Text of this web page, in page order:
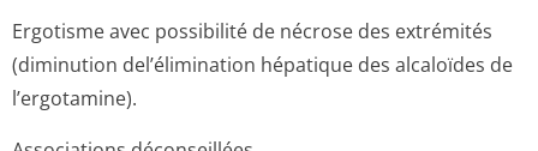
Ergotisme avec possibilité de nécrose des extrémités
(diminution del’élimination hépatique des alcaloïdes de
l’ergotamine).